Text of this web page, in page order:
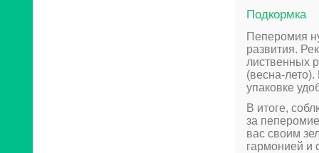
Подкормка
Пеперомия
развития.
лиственных
(весна-
упаковке
В итоге,
за
вас своим
гармонией и